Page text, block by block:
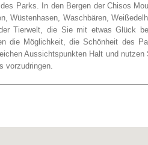
Parks. In den Bergen der Chisos
Wüstenhasen, Waschbären,
Tierwelt, die Sie mit etwas Glück
die Möglichkeit, die Schönheit des
Aussichtspunkten Halt und
vorzudringen.